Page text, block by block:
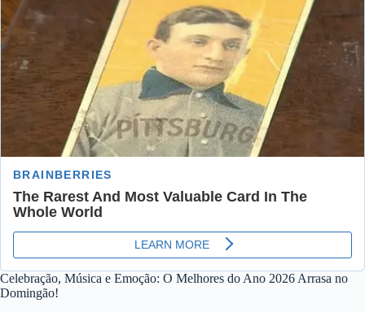
Celebração, Música e Emoção: O Melhores do Ano 2026 Arrasa no
Domingão!